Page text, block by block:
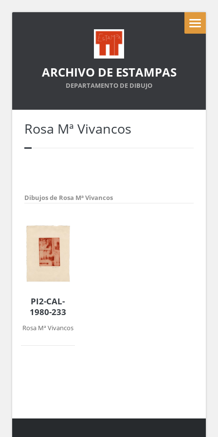
ARCHIVO DE ESTAMPAS
DEPARTAMENTO DE DIBUJO
Rosa Mª Vivancos
Dibujos de Rosa Mª Vivancos
PI2-CAL-
1980-233
Rosa Mª Vivancos